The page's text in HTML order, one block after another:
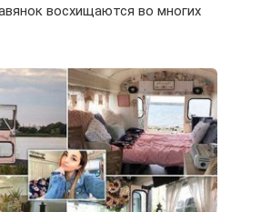
восхищаются во многих